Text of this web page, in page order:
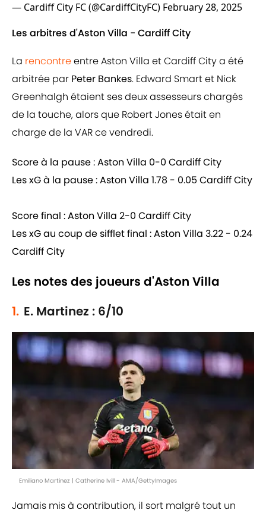
— Cardiff City FC (@CardiffCityFC) February 28, 2025
Les arbitres d'Aston Villa - Cardiff City
La rencontreentre Aston Villa et Cardiff City a été
arbitrée par Peter Bankes. Edward Smart et Nick
Greenhalgh étaient ses deux assesseurs chargés
de la touche, alors que Robert Jones était en
charge de la VAR ce vendredi.
Score à la pause : Aston Villa 0-0 Cardiff City
Les xG à la pause : Aston Villa 1.78 - 0.05 Cardiff City
Score final : Aston Villa 2-0 Cardiff City
Les xG au coup de sifflet final : Aston Villa 3.22 - 0.24
Cardiff City
Les notes des joueurs d'Aston Villa
1. E. Martinez : 6/10
Emiliano Martinez | Catherine Ivill - AMA/GettyImages
Jamais mis à contribution, il sort malgré tout un